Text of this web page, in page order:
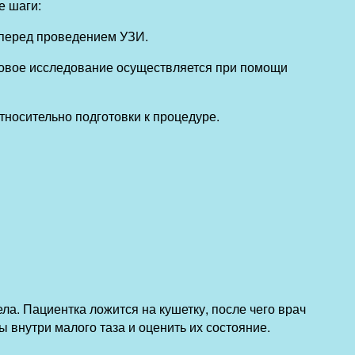
шаги:
проведением УЗИ.
исследование осуществляется при помощи
подготовки к процедуре.
Пациентка ложится на кушетку, после чего врач
малого таза и оценить их состояние.